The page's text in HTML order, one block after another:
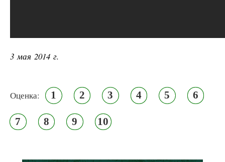
3 мая 2014 г.
Оценка: 1 2 3 4 5 6
7 8 9 10